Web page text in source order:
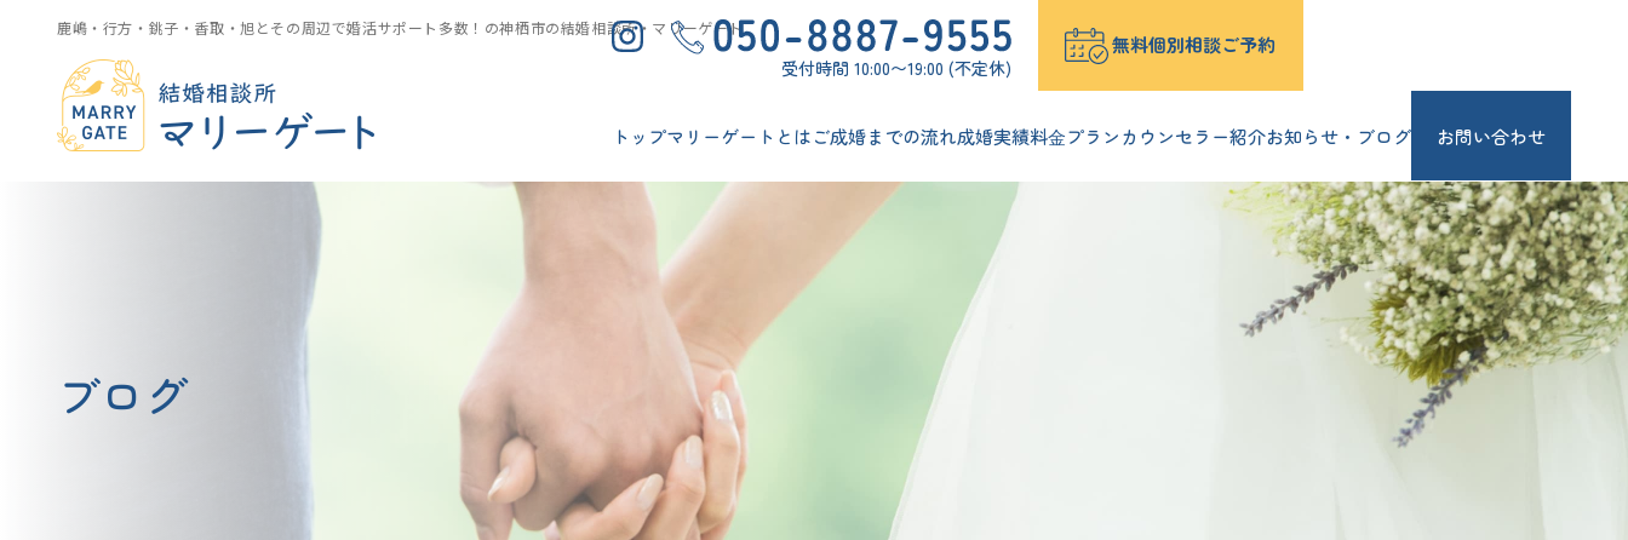
鹿嶋・行方・銚子・香取・旭とその周辺で婚活サポート多数！の神栖市の結婚相談所・マリーゲート
受付時間 10:00〜19:00 (不定休)
無料個別相談ご予約
トップマリーゲートとはご成婚までの流れ成婚実績料⾦プランカウンセラー紹介お知らせ・ブログ お問い合わせ
ブログ